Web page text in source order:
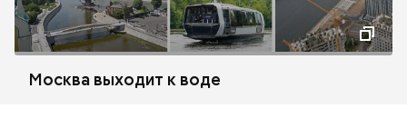
Москва выходит к воде